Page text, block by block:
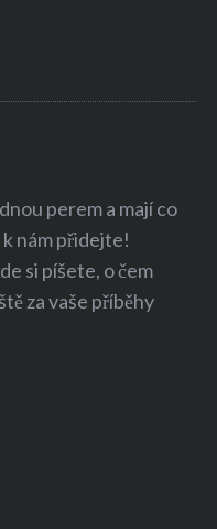
perem a mají co
k nám přidejte!
si píšete, o čem
za vaše příběhy